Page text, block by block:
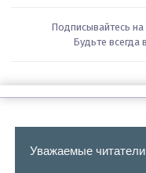
Подписывайтесь на
Будьте всегда
Уважаемые